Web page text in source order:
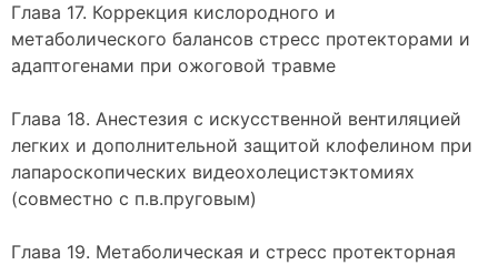
Глава 17. Коррекция кислородного и
метаболического балансов стресс протекторами и
адаптогенами при ожоговой травме
Глава 18. Анестезия с искусственной вентиляцией
легких и дополнительной защитой клофелином при
лапароскопических видеохолецистэктомиях
(совместно с п.в.пруговым)
Глава 19. Метаболическая и стресс протекторная